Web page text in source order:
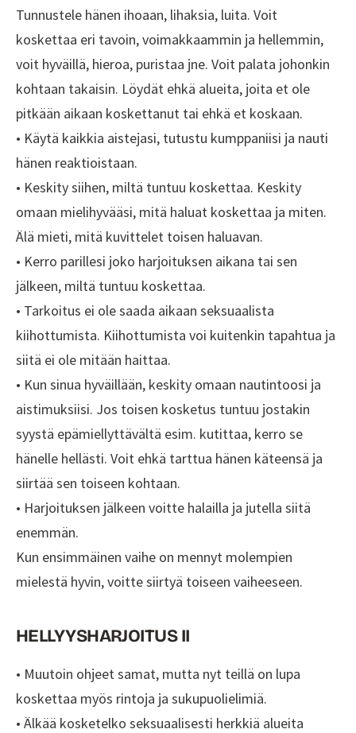
Tunnustele hänen ihoaan, lihaksia, luita. Voit
koskettaa eri tavoin, voimakkaammin ja hellemmin,
voit hyväillä, hieroa, puristaa jne. Voit palata johonkin
kohtaan takaisin. Löydät ehkä alueita, joita et ole
pitkään aikaan koskettanut tai ehkä et koskaan.
• Käytä kaikkia aistejasi, tutustu kumppaniisi ja nauti
hänen reaktioistaan.
• Keskity siihen, miltä tuntuu koskettaa. Keskity
omaan mielihyvääsi, mitä haluat koskettaa ja miten.
Älä mieti, mitä kuvittelet toisen haluavan.
• Kerro parillesi joko harjoituksen aikana tai sen
jälkeen, miltä tuntuu koskettaa.
• Tarkoitus ei ole saada aikaan seksuaalista
kiihottumista. Kiihottumista voi kuitenkin tapahtua ja
siitä ei ole mitään haittaa.
• Kun sinua hyväillään, keskity omaan nautintoosi ja
aistimuksiisi. Jos toisen kosketus tuntuu jostakin
syystä epämiellyttävältä esim. kutittaa, kerro se
hänelle hellästi. Voit ehkä tarttua hänen käteensä ja
siirtää sen toiseen kohtaan.
• Harjoituksen jälkeen voitte halailla ja jutella siitä
enemmän.
Kun ensimmäinen vaihe on mennyt molempien
mielestä hyvin, voitte siirtyä toiseen vaiheeseen.
HELLYYSHARJOITUS II
• Muutoin ohjeet samat, mutta nyt teillä on lupa
koskettaa myös rintoja ja sukupuolielimiä.
• Älkää kosketelko seksuaalisesti herkkiä alueita